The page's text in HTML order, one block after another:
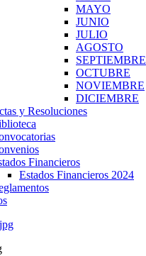
MAYO
JUNIO
JULIO
AGOSTO
SEPTIEMBRE
OCTUBRE
NOVIEMBRE
DICIEMBRE
y Resoluciones
Financieros
Estados Financieros 2024